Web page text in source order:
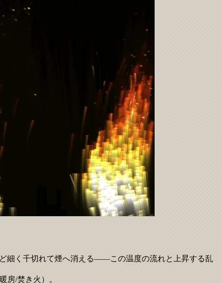
細く千切れて煙へ消える——この温度の流れと上昇する乱
房/焚き火）。